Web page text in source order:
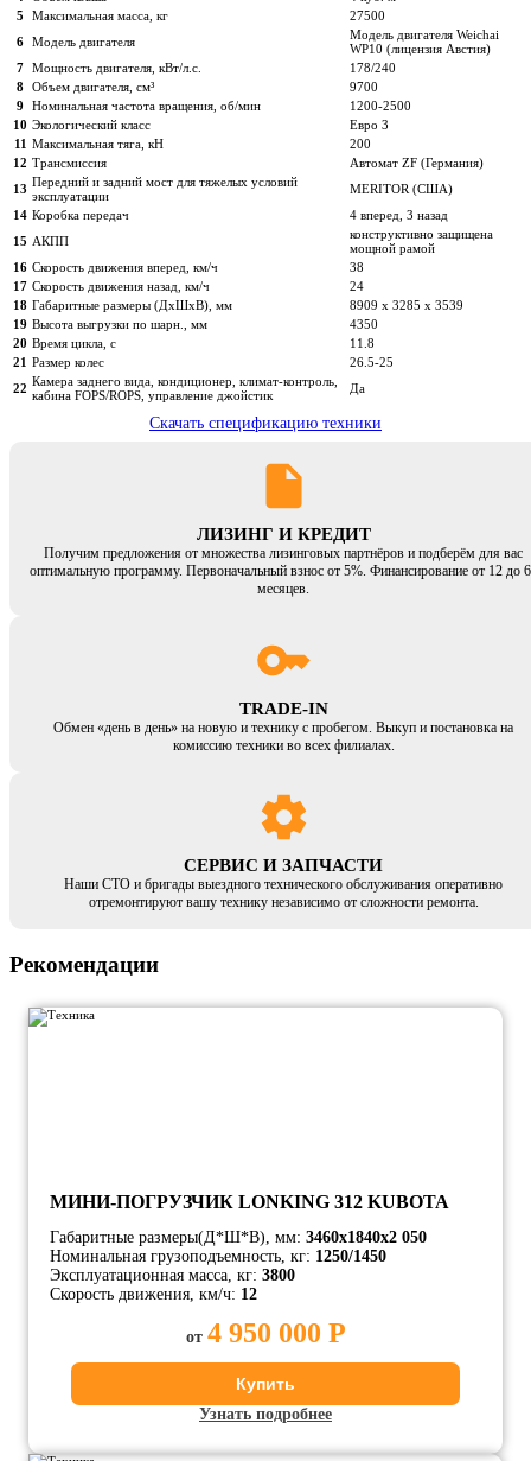
5
Максимальная масса, кг
27500
6 Модель двигателя
Модель двигателя Weichai
WP10 (лицензия Австия)
7 Мощность двигателя, кВт/л.с.
178/240
8 Объем двигателя, см³
9700
9
Номинальная частота вращения, об/мин
1200-2500
10 Экологический класс
Евро 3
11 Максимальная тяга, кН
200
12 Трансмиссия
Автомат ZF (Германия)
13 Передний и задний мост для тяжелых условий
эксплуатации
MERITOR (США)
14 Коробка передач
4 вперед, 3 назад
15 АКПП
конструктивно защищена
мощной рамой
16 Скорость движения вперед, км/ч
38
17 Скорость движения назад, км/ч
24
18 Габаритные размеры (ДхШхВ), мм
8909 x 3285 x 3539
19 Высота выгрузки по шарн., мм
4350
20 Время цикла, с
11.8
21 Размер колес
26.5-25
22 Камера заднего вида, кондиционер, климат-контроль,
кабина FOPS/ROPS, управление джойстик
Да
Скачать спецификацию техники
ЛИЗИНГ И КРЕДИТ
Получим предложения от множества лизинговых партнёров и подберём для вас
оптимальную программу. Первоначальный взнос от 5%. Финансирование от 12 до
месяцев.
TRADE-IN
Обмен «день в день» на новую и технику с пробегом. Выкуп и постановка на
комиссию техники во всех филиалах.
СЕРВИС И ЗАПЧАСТИ
Наши СТО и бригады выездного технического обслуживания оперативно
отремонтируют вашу технику независимо от сложности ремонта.
Рекомендации
МИНИ-ПОГРУЗЧИК LONKING 312 KUBOTA
Габаритные размеры(Д*Ш*В), мм: 3460х1840х2 050
Номинальная грузоподъемность, кг: 1250/1450
Эксплуатационная масса, кг: 3800
Скорость движения, км/ч: 12
от 4 950 000 Р
Купить
Узнать подробнее